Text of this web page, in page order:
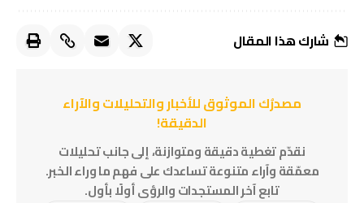
شارك هذا المقال
مصدرُك الموثوق للأخبار والتحليلات والآراء
الدقيقة!
نقدّم تغطية دقيقة ومتوازنة، إلى جانب تحليلات
معمّقة وآراء متنوعة تساعدك على فهم ما وراء الخبر.
تابع آخر المستجدات والرؤى أولًا بأول.